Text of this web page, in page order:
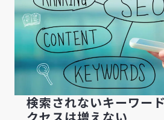
検索されないキーワー